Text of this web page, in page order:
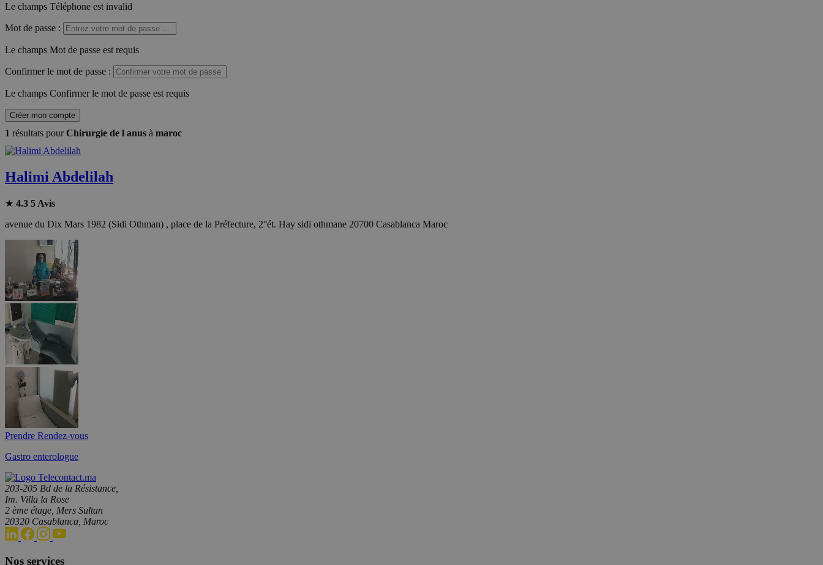
Le champs Téléphone est invalid
Mot de passe :
Le champs Mot de passe est requis
Confirmer le mot de passe :
Le champs Confirmer le mot de passe est requis
Créer mon compte
1 résultats pourChirurgie de l anus à maroc
Halimi Abdelilah
★ 4.3 5 Avis
avenue du Dix Mars 1982 (Sidi Othman) , place de la Préfecture, 2°ét. Hay sidi othmane 20700 Casablanca Maroc
Prendre Rendez-vous
Gastro enterologue
203-205 Bd de la Résistance,
Im. Villa la Rose
2 ème étage, Mers Sultan
20320 Casablanca, Maroc
Nos services